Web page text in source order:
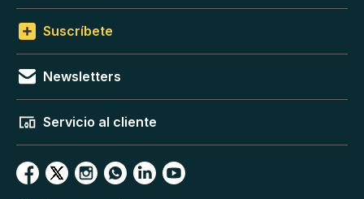
Suscríbete
Newsletters
Servicio al cliente